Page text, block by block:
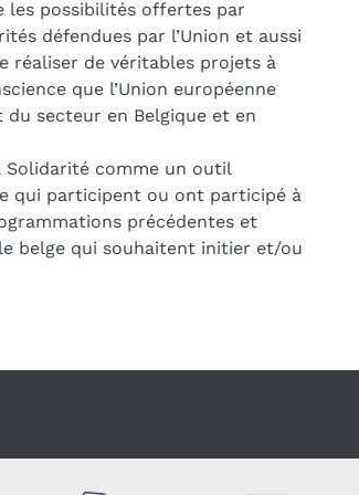
les possibilités offertes par
défendues par l’Union et aussi
réaliser de véritables projets à
que l’Union européenne
secteur en Belgique et en
Solidarité comme un outil
qui participent ou ont participé à
précédentes et
belge qui souhaitent initier et/ou